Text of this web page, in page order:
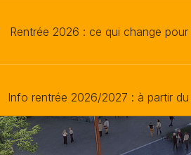
Rentrée 2026 : ce qui change
Info rentrée 2026/2027 : à partir